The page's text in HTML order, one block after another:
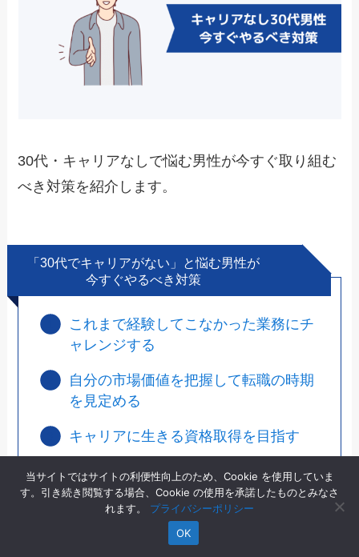
30代・キャリアなしで悩む男性が今すぐ取り組む
べき対策を紹介します。
「30代でキャリアがない」と悩む男性が
今すぐやるべき対策
これまで経験してこなかった業務にチ
ャレンジする
自分の市場価値を把握して転職の時期
を見定める
キャリアに生きる資格取得を目指す
キャリアがない30代男性のサポート実
績が豊富な転職エージェントに相談す
当サイトではサイトの利便性向上のため、Cookie を使用していま
す。引き続き閲覧する場合、Cookie の使用を承諾したものとみなさ
れます。 プライバシーポリシー
OK